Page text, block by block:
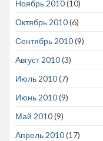
Ноябрь 2010(10)
Октябрь 2010(6)
Сентябрь 2010(9)
Август 2010(3)
Июль 2010(7)
Июнь 2010(9)
Май 2010(9)
Апрель 2010(17)